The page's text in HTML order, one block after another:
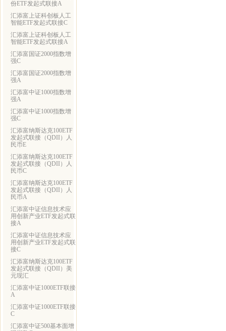
份ETF发起式联接A
汇添富上证科创板人工
智能ETF发起式联接C
汇添富上证科创板人工
智能ETF发起式联接A
汇添富国证2000指数增
强C
汇添富国证2000指数增
强A
汇添富中证1000指数增
强A
汇添富中证1000指数增
强C
汇添富纳斯达克100ETF
发起式联接（QDII）人
民币E
汇添富纳斯达克100ETF
发起式联接（QDII）人
民币C
汇添富纳斯达克100ETF
发起式联接（QDII）人
民币A
汇添富中证信息技术应
用创新产业ETF发起式联
接A
汇添富中证信息技术应
用创新产业ETF发起式联
接C
汇添富纳斯达克100ETF
发起式联接（QDII）美
元现汇
汇添富中证1000ETF联接
A
汇添富中证1000ETF联接
C
汇添富中证500基本面增